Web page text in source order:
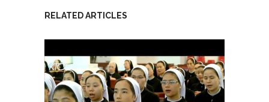
RELATED ARTICLES